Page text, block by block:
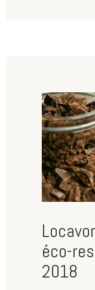
éco-
2018